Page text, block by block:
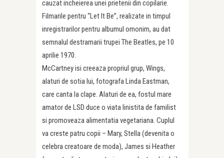
cauzat incheierea unei prietenii din copilarie.
Filmarile pentru “Let It Be”, realizate in timpul
inregistrarilor pentru albumul omonim, au dat
semnalul destramarii trupei The Beatles, pe 10
aprilie 1970.
McCartney isi creeaza propriul grup, Wings,
alaturi de sotia lui, fotografa Linda Eastman,
care canta la clape. Alaturi de ea, fostul mare
amator de LSD duce o viata linistita de familist
si promoveaza alimentatia vegetariana. Cuplul
va creste patru copii – Mary, Stella (devenita o
celebra creatoare de moda), James si Heather